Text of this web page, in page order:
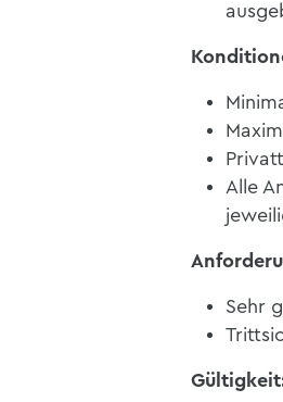
Alle
Sehr